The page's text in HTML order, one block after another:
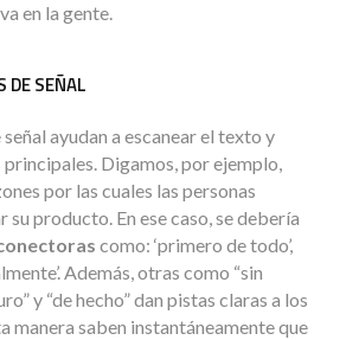
en la gente.
DE SEÑAL
ayudan a escanear el texto y
Digamos, por ejemplo,
por las cuales las personas
su producto. En ese caso, se debería
como: ‘primero de todo’,
Además, otras como “sin
y “de hecho” dan pistas claras a los
manera saben instantáneamente que